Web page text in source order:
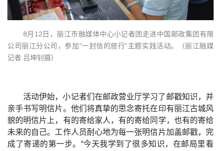
8月12日，丽江市融媒体中心小记者团走进中国邮政集团有限
公司丽江分公司，参加“一封信的旅行”主题实践活动。（丽江融媒
记者 吕坤钊摄）
活动伊始，小记者们在邮政营业厅学习了邮戳知识，并
亲手书写明信片。他们将真挚的思念寄托在印有丽江古城风
貌的明信片上，有的寄给家人，有的寄给同学，也有的寄给
未来的自己。工作人员耐心地为每一张明信片加盖邮戳，完
成了寄递的第一步。“今天我学到了很多知识，在邮局里看